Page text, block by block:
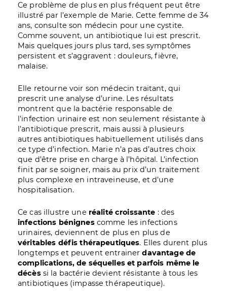
Ce problème de plus en plus fréquent peut être
illustré par l’exemple de Marie. Cette femme de 34
ans, consulte son médecin pour une cystite.
Comme souvent, un antibiotique lui est prescrit.
Mais quelques jours plus tard, ses symptômes
persistent et s’aggravent : douleurs, fièvre,
malaise.
Elle retourne voir son médecin traitant, qui
prescrit une analyse d’urine. Les résultats
montrent que la bactérie responsable de
l’infection urinaire est non seulement résistante à
l’antibiotique prescrit, mais aussi à plusieurs
autres antibiotiques habituellement utilisés dans
ce type d’infection. Marie n’a pas d’autres choix
que d’être prise en charge à l’hôpital. L’infection
finit par se soigner, mais au prix d’un traitement
plus complexe en intraveineuse, et d’une
hospitalisation.
Ce cas illustre une réalité croissante : des
infections bénignescomme les infections
urinaires, deviennent de plus en plus de
véritables défis thérapeutiques. Elles durent plus
longtemps et peuvent entrainerdavantage de
complications, de séquelles et parfois même le
décèssi la bactérie devient résistante à tous les
antibiotiques (impasse thérapeutique).